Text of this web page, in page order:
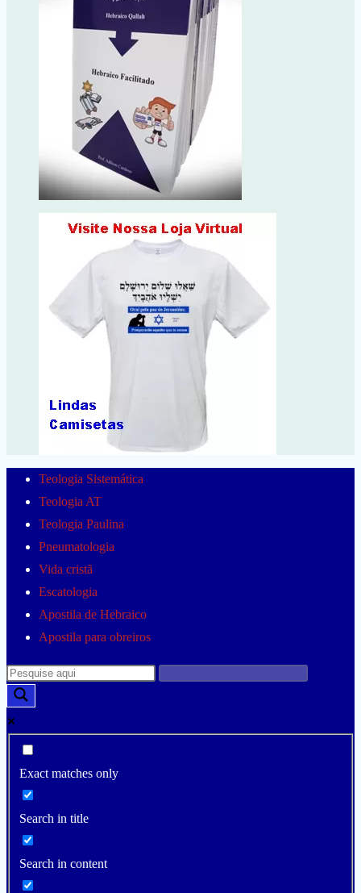
Teologia Sistemática
Teologia AT
Teologia Paulina
Pneumatologia
Vida cristã
Escatologia
Apostila de Hebraico
Apostila para obreiros
Exact matches only
Search in title
Search in content